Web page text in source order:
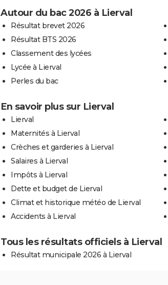
Autour du bac 2026 à Lierval
Résultat brevet 2026
Résultat BTS 2026
Classement des lycées
Lycée à Lierval
Perles du bac
En savoir plus sur Lierval
Lierval
Maternités à Lierval
Crèches et garderies à Lierval
Salaires à Lierval
Impôts à Lierval
Dette et budget de Lierval
Climat et historique météo de Lierval
Accidents à Lierval
Tous les résultats officiels à Lierval
Résultat municipale 2026 à Lierval